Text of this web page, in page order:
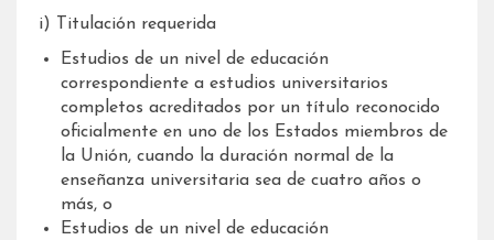
i) Titulación requerida
Estudios de un nivel de educación
correspondiente a estudios universitarios
completos acreditados por un título reconocido
oficialmente en uno de los Estados miembros de
la Unión, cuando la duración normal de la
enseñanza universitaria sea de cuatro años o
más, o
Estudios de un nivel de educación